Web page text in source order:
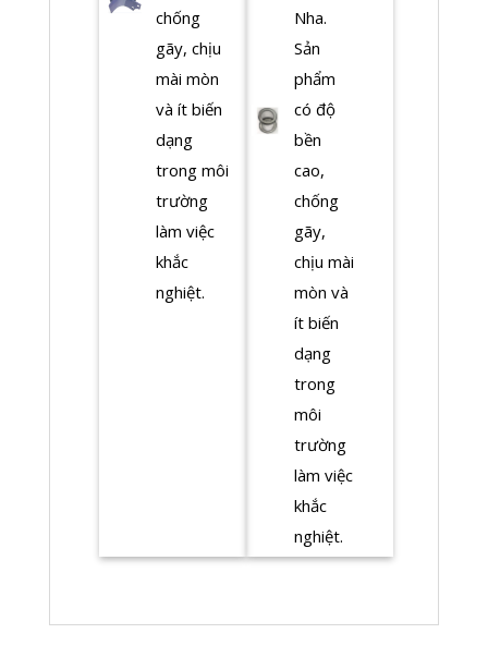
chống
gãy, chịu
mài mòn
và ít biến
dạng
trong môi
trường
làm việc
khắc
nghiệt.
Nha.
Sản
phẩm
có độ
bền
cao,
chống
gãy,
chịu mài
mòn và
ít biến
dạng
trong
môi
trường
làm việc
khắc
nghiệt.